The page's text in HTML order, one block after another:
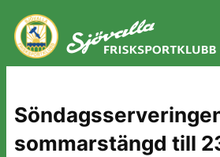
Hoppa
till
innehåll
sommarstängd till